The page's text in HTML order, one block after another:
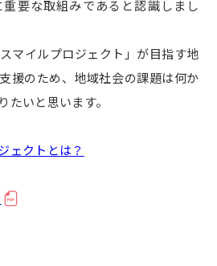
要な取組みであると認識しまし
マイルプロジェクト」が目指す地
援のため、地域社会の課題は何か
たいと思います。
ェクトとは？